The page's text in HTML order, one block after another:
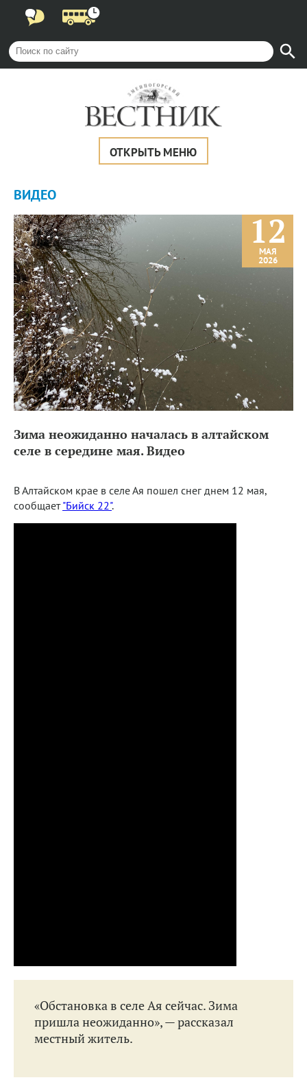
ОТКРЫТЬ МЕНЮ
ВИДЕО
12
МАЯ
2026
Зима неожиданно началась в алтайском
селе в середине мая. Видео
В Алтайском крае в селе Ая пошел снег днем 12 мая,
сообщает"Бийск 22".
«Обстановка в селе Ая сейчас. Зима
пришла неожиданно», — рассказал
местный житель.